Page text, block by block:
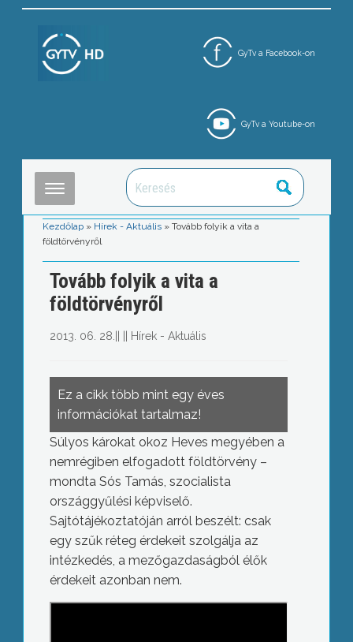
GyTv a Facebook-on
GyTv a Youtube-on
Kezdőlap » Hírek - Aktuális »Tovább folyik a vita a
földtörvényről
Tovább folyik a vita a
földtörvényről
2013. 06. 28. Hírek - Aktuális
Ez a cikk több mint egy éves
információkat tartalmaz!
Súlyos károkat okoz Heves megyében a
nemrégiben elfogadott földtörvény –
mondta Sós Tamás, szocialista
országgyűlési képviselő.
Sajtótájékoztatóján arról beszélt: csak
egy szűk réteg érdekeit szolgálja az
intézkedés, a mezőgazdaságból élők
érdekeit azonban nem.